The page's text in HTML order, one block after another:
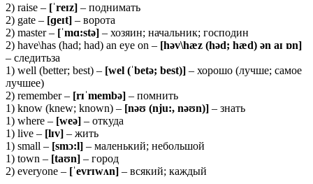
2) raise – [ˈreɪz] – поднимать
2) gate – [ɡeɪt] – ворота
2) master – [ˈmɑ:stə] – хозяин; начальник; господин
2) have\has (had; had) an eye on – [həv\hæz (həd; hæd) ən aɪ ɒn]
– следитьза
1) well (better; best) – [wel (ˈbetə; best)] – хорошо (лучше; самое
лучшее)
2) remember – [rɪˈmembə] – помнить
1) know (knew; known) – [nəʊ (nju:, nəʊn)] – знать
1) where – [weə] – откуда
1) live – [lɪv] – жить
1) small – [smɔ:l] – маленький; небольшой
1) town – [taʊn] – город
2) everyone – [ˈevrɪwʌn] – всякий; каждый